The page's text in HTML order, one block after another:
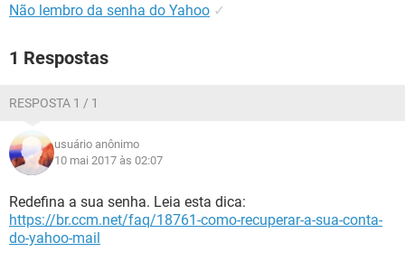
Não lembro da senha do Yahoo ✓
1 Respostas
RESPOSTA 1 / 1
usuário anônimo
10 mai 2017 às 02:07
Redefina a sua senha. Leia esta dica:
https://br.ccm.net/faq/18761-como-recuperar-a-sua-conta-
do-yahoo-mail